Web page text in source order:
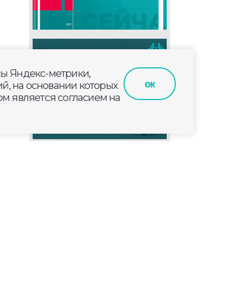
Яндекс-метрики,
на основании которых
является согласием на
ок